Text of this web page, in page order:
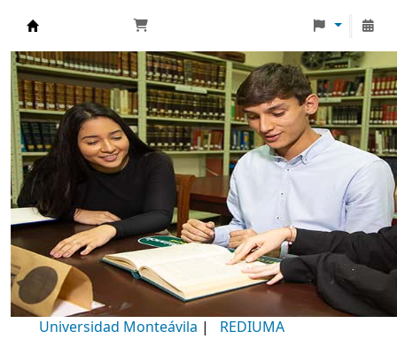
Biblioteca Universidad Monteávila
Universidad Monteávila | REDIUMA